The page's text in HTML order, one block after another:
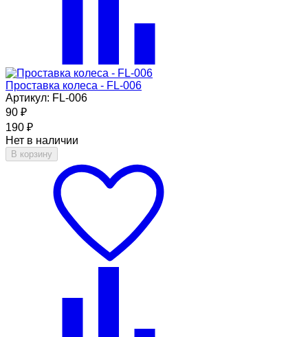
Проставка колеса - FL-006
Артикул: FL-006
90 ₽
190 ₽
Нет в наличии
В корзину